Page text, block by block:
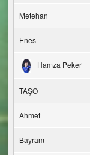
Metehan
Enes
Hamza Peker
TAŞO
Ahmet
Bayram